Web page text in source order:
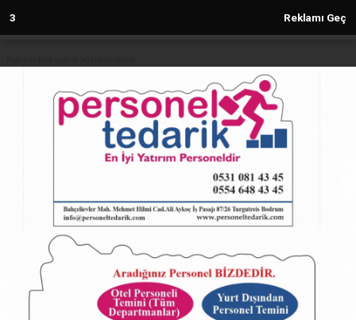
2 Reklamı Geç
Anasayfa SAMANDAĞ
Samandağ Çevre Yolu Yeşilada
Kavşağı’nda Günün İlk Kazası
29.06.2025 - 09:56, Güncelleme: 29.06.2025 - 09:56
27487+ kez okundu.
Samandağ Çevre Yolu Yeşilada Kavşağı’nda Günün
İlk Kazası